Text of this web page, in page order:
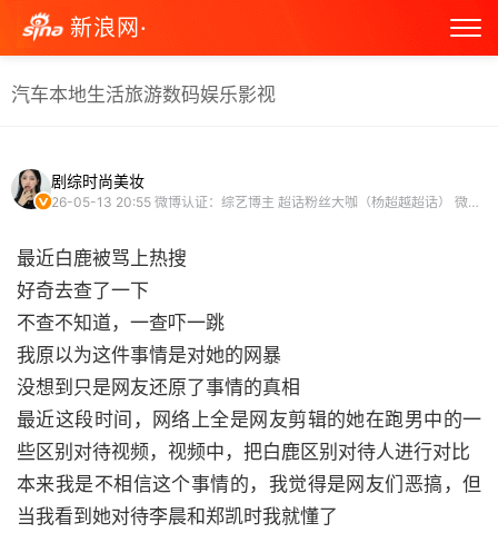
新浪网·
汽车本地生活旅游数码娱乐影视
剧综时尚美妆
26-05-13 20:55 微博认证：综艺博主 超话粉丝大咖（杨超越超话） 微博电视团成员
最近白鹿被骂上热搜
好奇去查了一下
不查不知道，一查吓一跳
我原以为这件事情是对她的网暴
没想到只是网友还原了事情的真相
最近这段时间，网络上全是网友剪辑的她在跑男中的一
些区别对待视频，视频中，把白鹿区别对待人进行对比
本来我是不相信这个事情的，我觉得是网友们恶搞，但
当我看到她对待李晨和郑凯时我就懂了